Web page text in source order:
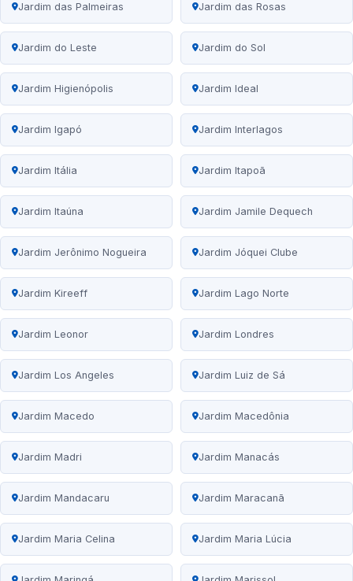
Jardim das Palmeiras Jardim das Rosas
Jardim do Leste Jardim do Sol
Jardim Higienópolis Jardim Ideal
Jardim Igapó Jardim Interlagos
Jardim Itália Jardim Itapoã
Jardim Itaúna Jardim Jamile Dequech
Jardim Jerônimo Nogueira Jardim Jóquei Clube
Jardim Kireeff Jardim Lago Norte
Jardim Leonor Jardim Londres
Jardim Los Angeles Jardim Luiz de Sá
Jardim Macedo Jardim Macedônia
Jardim Madri Jardim Manacás
Jardim Mandacaru Jardim Maracanã
Jardim Maria Celina Jardim Maria Lúcia